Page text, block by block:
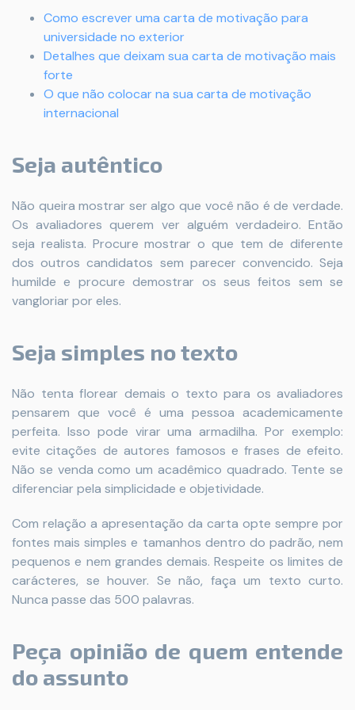
Como escrever uma carta de motivação para
universidade no exterior
Detalhes que deixam sua carta de motivação mais
forte
O que não colocar na sua carta de motivação
internacional
Seja autêntico
Não queira mostrar ser algo que você não é de verdade.
Os avaliadores querem ver alguém verdadeiro. Então
seja realista. Procure mostrar o que tem de diferente
dos outros candidatos sem parecer convencido. Seja
humilde e procure demostrar os seus feitos sem se
vangloriar por eles.
Seja simples no texto
Não tenta florear demais o texto para os avaliadores
pensarem que você é uma pessoa academicamente
perfeita. Isso pode virar uma armadilha. Por exemplo:
evite citações de autores famosos e frases de efeito.
Não se venda como um acadêmico quadrado. Tente se
diferenciar pela simplicidade e objetividade.
Com relação a apresentação da carta opte sempre por
fontes mais simples e tamanhos dentro do padrão, nem
pequenos e nem grandes demais. Respeite os limites de
carácteres, se houver. Se não, faça um texto curto.
Nunca passe das 500 palavras.
Peça opinião de quem entende
do assunto